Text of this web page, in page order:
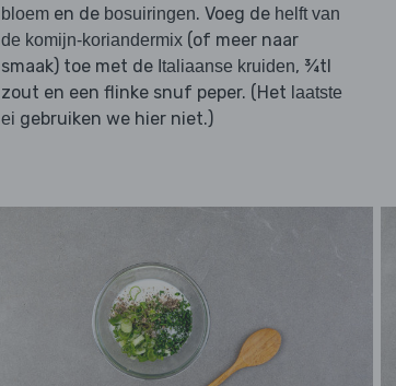
bloemen de bosuiringen. Voeg de helft van
de komijn-koriandermix(of meer naar
smaak) toe met de Italiaanse kruiden, ¾tl
zout en een flinke snuf peper. (Het laatste
ei gebruiken we hier niet.)